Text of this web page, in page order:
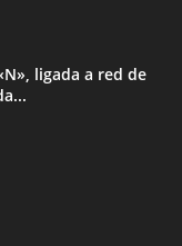
ligada a red de